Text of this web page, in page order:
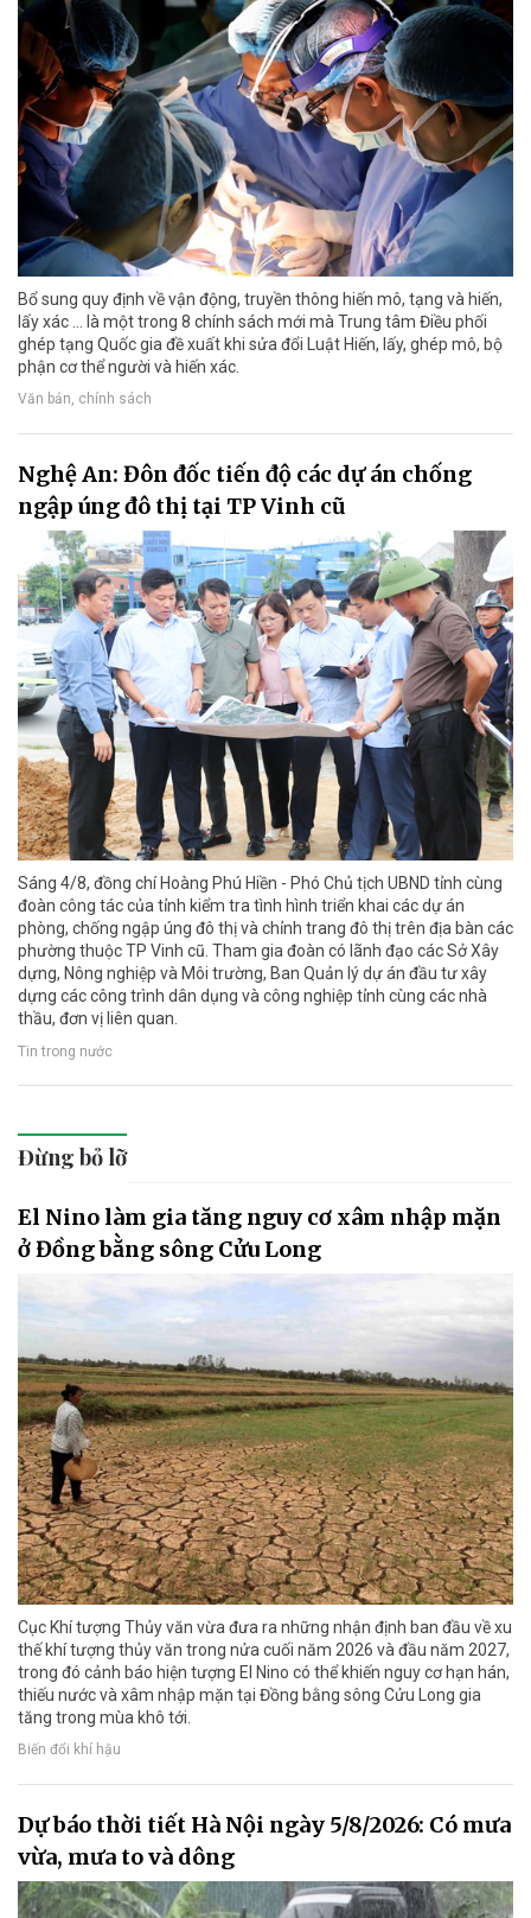
Bổ sung quy định về vận động, truyền thông hiến mô, tạng và hiến,
lấy xác ... là một trong 8 chính sách mới mà Trung tâm Điều phối
ghép tạng Quốc gia đề xuất khi sửa đổi Luật Hiến, lấy, ghép mô, bộ
phận cơ thể người và hiến xác.
Văn bản, chính sách
Nghệ An: Đôn đốc tiến độ các dự án chống
ngập úng đô thị tại TP Vinh cũ
Sáng 4/8, đồng chí Hoàng Phú Hiền - Phó Chủ tịch UBND tỉnh cùng
đoàn công tác của tỉnh kiểm tra tình hình triển khai các dự án
phòng, chống ngập úng đô thị và chỉnh trang đô thị trên địa bàn các
phường thuộc TP Vinh cũ. Tham gia đoàn có lãnh đạo các Sở Xây
dựng, Nông nghiệp và Môi trường, Ban Quản lý dự án đầu tư xây
dựng các công trình dân dụng và công nghiệp tỉnh cùng các nhà
thầu, đơn vị liên quan.
Tin trong nước
Đừng bỏ lỡ
El Nino làm gia tăng nguy cơ xâm nhập mặn
ở Đồng bằng sông Cửu Long
Cục Khí tượng Thủy văn vừa đưa ra những nhận định ban đầu về xu
thế khí tượng thủy văn trong nửa cuối năm 2026 và đầu năm 2027,
trong đó cảnh báo hiện tượng El Nino có thể khiến nguy cơ hạn hán,
thiếu nước và xâm nhập mặn tại Đồng bằng sông Cửu Long gia
tăng trong mùa khô tới.
Biến đổi khí hậu
Dự báo thời tiết Hà Nội ngày 5/8/2026: Có mưa
vừa, mưa to và dông